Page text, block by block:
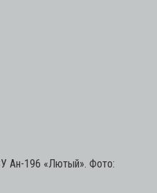
Ан-196 «Лютый». Фото: